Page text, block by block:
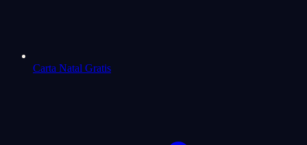
Carta Natal Gratis